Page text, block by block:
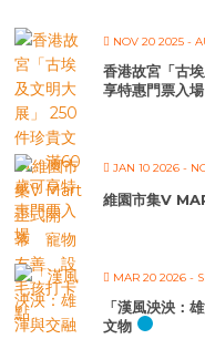
NOV 20 2025 -
香港故宮「古
享特惠門票入場
JAN 10 2026 -
維園市集V
MAR 20 2026 -
「漢風泱泱：
文物